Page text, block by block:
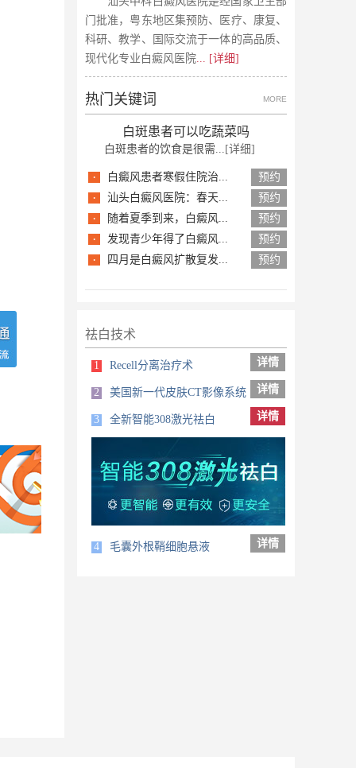
门批准，粤东地区集预防、医疗、康复、
科研、教学、国际交流于一体的高品质、
现代化专业白癜风医院... [详细]
热门关键词 MORE
白斑患者可以吃蔬菜吗
白斑患者的饮食是很需... [详细]
· 白癜风患者寒假住院治... 预约
· 汕头白癜风医院：春天... 预约
· 随着夏季到来，白癜风... 预约
· 发现青少年得了白癜风... 预约
· 四月是白癜风扩散复发... 预约
祛白技术
1 Recell分离治疗术 详情
2 美国新一代皮肤CT影像系统 详情
3 全新智能308激光祛白 详情